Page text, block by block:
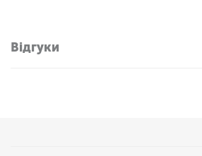
Відгуки